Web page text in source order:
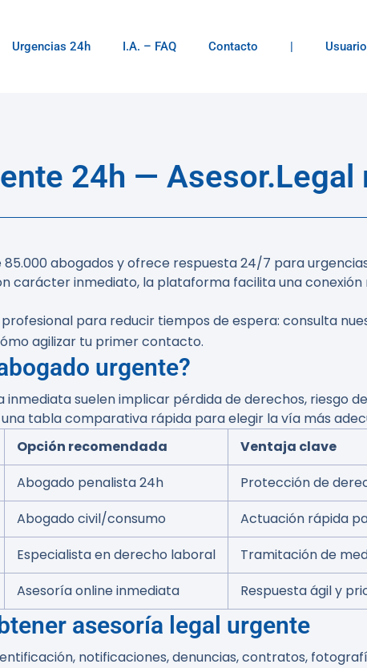
Urgencias 24h I.A. – FAQ Contacto |
24h — Asesor.Legal
85.000 abogados y ofrece respuesta 24/7 para
carácter inmediato, la plataforma facilita una
para reducir tiempos de espera: consulta
agilizar tu primer contacto.
urgente?
inmediata suelen implicar pérdida de derechos, riesgo
tabla comparativa rápida para elegir la vía más
Opción recomendada
Ventaja clave
Abogado penalista 24h
Protección de
Abogado civil/consumo
Actuación rápida
Especialista en derecho laboral
Tramitación de
Asesoría online inmediata Respuesta ágil y
asesoría legal urgente
notificaciones, denuncias, contratos,